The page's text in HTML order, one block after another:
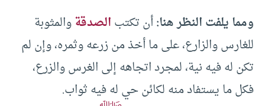
ومما يلفت النظر هنا:أن تكتبالصدقةوالمثوبة
للغارس والزارع، على ما أخذ من زرعه وثمره، وإن لم
تكن له فيه نية، لمجرد اتجاهه إلى الغرس والزرع،
فكل ما يستفاد منه لكائن حي له فيه ثواب.